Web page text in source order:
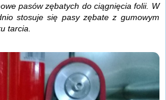
pasów zębatych do ciągnięcia folii. W
stosuje się pasy zębate z gumowym
tarcia.